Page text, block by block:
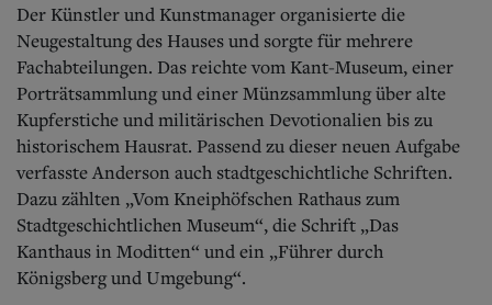
Der Künstler und Kunstmanager organisierte die
Neugestaltung des Hauses und sorgte für mehrere
Fachabteilungen. Das reichte vom Kant-Museum, einer
Porträtsammlung und einer Münzsammlung über alte
Kupferstiche und militärischen Devotionalien bis zu
historischem Hausrat. Passend zu dieser neuen Aufgabe
verfasste Anderson auch stadtgeschichtliche Schriften.
Dazu zählten „Vom Kneiphöfschen Rathaus zum
Stadtgeschichtlichen Museum“, die Schrift „Das
Kanthaus in Moditten“ und ein „Führer durch
Königsberg und Umgebung“.